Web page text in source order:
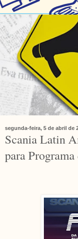
segunda-feira, 5 de abril de
Scania Latin
para